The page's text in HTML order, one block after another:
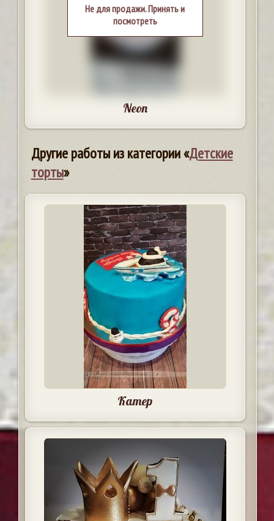
Не для продажи. Принять и
посмотреть
Neon
Другие работы из категории «Детские
торты»
Катер